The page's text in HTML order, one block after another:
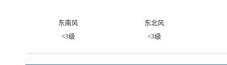
东南风
东北风
<3级
<3级